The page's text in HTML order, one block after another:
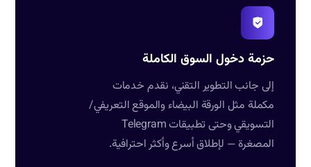
حزمة دخول السوق الكاملة
إلى جانب التطوير التقني، نقدم خدمات
مكملة مثل الورقة البيضاء والموقع التعريفي/
التسويقي وحتى تطبيقات Telegram
المصغرة — لإطلاق أسرع وأكثر احترافية.